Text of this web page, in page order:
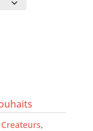
Createurs,